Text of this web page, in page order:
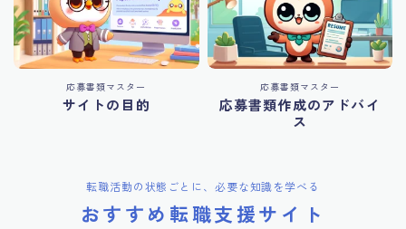
応募書類マスター
サイトの目的
応募書類マスター
応募書類作成のアドバイ
ス
転職活動の状態ごとに、必要な知識を学べる
おすすめ転職支援サイト